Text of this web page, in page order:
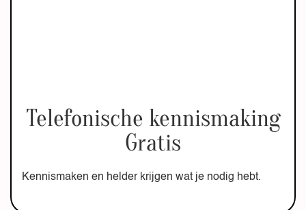
Telefonische kennismaking
Gratis
Kennismaken en helder krijgen wat je nodig hebt.